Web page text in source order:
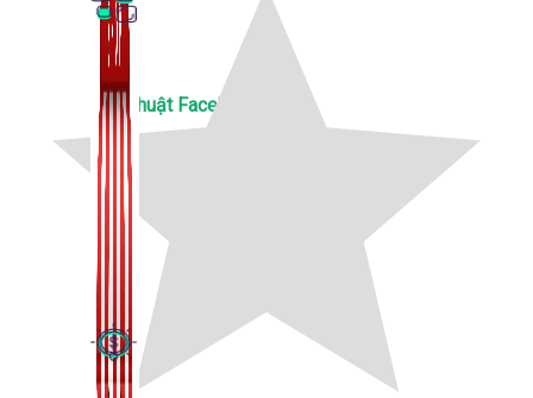
Thủ Thuật Facebook
536 bài viết